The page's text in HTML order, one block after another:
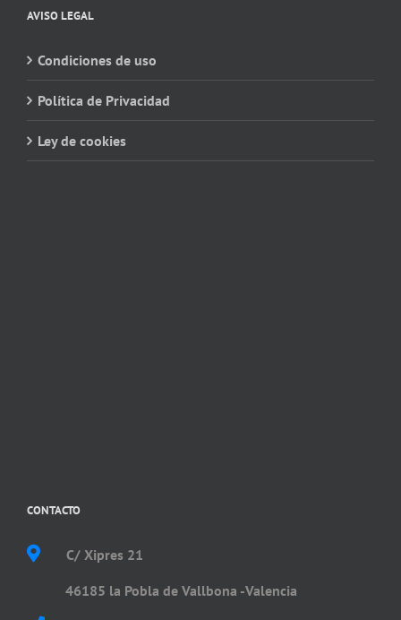
AVISO LEGAL
Condiciones de uso
Política de Privacidad
Ley de cookies
CONTACTO
C/ Xipres 21
46185 la Pobla de Vallbona -Valencia